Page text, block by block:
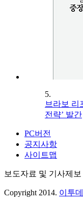
5.
브라보 리
전략’ 발간
PC버전
공지사항
사이트맵
보도자료 및 기사제보
Copyright 2014. 이투